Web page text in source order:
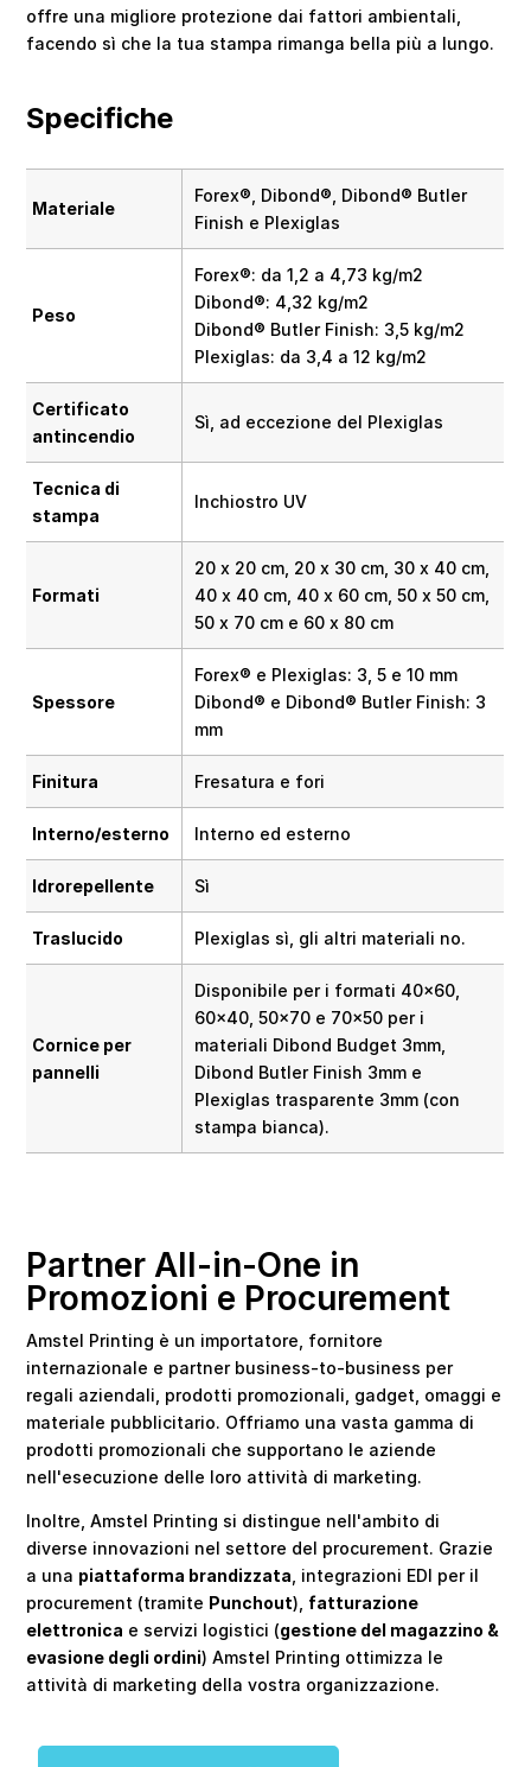
offre una migliore protezione dai fattori ambientali,
facendo sì che la tua stampa rimanga bella più a lungo.
Specifiche
Materiale
Forex®, Dibond®, Dibond® Butler
Finish e Plexiglas
Peso
Forex®: da 1,2 a 4,73 kg/m2
Dibond®: 4,32 kg/m2
Dibond® Butler Finish: 3,5 kg/m2
Plexiglas: da 3,4 a 12 kg/m2
Certificato
antincendio
Sì, ad eccezione del Plexiglas
Tecnica di
stampa
Inchiostro UV
Formati
20 x 20 cm, 20 x 30 cm, 30 x 40 cm,
40 x 40 cm, 40 x 60 cm, 50 x 50 cm,
50 x 70 cm e 60 x 80 cm
Spessore
Forex® e Plexiglas: 3, 5 e 10 mm
Dibond® e Dibond® Butler Finish: 3
mm
Finitura Fresatura e fori
Interno/esterno Interno ed esterno
Idrorepellente Sì
Traslucido Plexiglas sì, gli altri materiali no.
Cornice per
pannelli
Disponibile per i formati 40×60,
60×40, 50×70 e 70×50 per i
materiali Dibond Budget 3mm,
Dibond Butler Finish 3mm e
Plexiglas trasparente 3mm (con
stampa bianca).
Partner All-in-One in
Promozioni e Procurement
Amstel Printing è un importatore, fornitore
internazionale e partner business-to-business per
regali aziendali, prodotti promozionali, gadget, omaggi e
materiale pubblicitario. Offriamo una vasta gamma di
prodotti promozionali che supportano le aziende
nell'esecuzione delle loro attività di marketing.
Inoltre, Amstel Printing si distingue nell'ambito di
diverse innovazioni nel settore del procurement. Grazie
a una piattaforma brandizzata , integrazioni EDI per il
procurement (tramite Punchout), fatturazione
elettronica e servizi logistici (gestione del magazzino &
evasione degli ordini) Amstel Printing ottimizza le
attività di marketing della vostra organizzazione.